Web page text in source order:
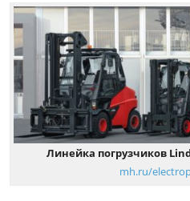
Линейка погрузчиков
mh.ru/